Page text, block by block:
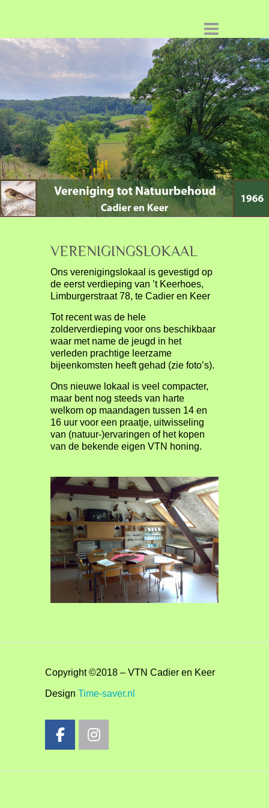
VERENIGINGSLOKAAL
Ons verenigingslokaal is gevestigd op
de eerst verdieping van ’t Keerhoes,
Limburgerstraat 78, te Cadier en Keer
Tot recent was de hele
zolderverdieping voor ons beschikbaar
waar met name de jeugd in het
verleden prachtige leerzame
bijeenkomsten heeft gehad (zie foto’s).
Ons nieuwe lokaal is veel compacter,
maar bent nog steeds van harte
welkom op maandagen tussen 14 en
16 uur voor een praatje, uitwisseling
van (natuur-)ervaringen of het kopen
van de bekende eigen VTN honing.
Copyright ©2018 – VTN Cadier en Keer
DesignTime-saver.nl